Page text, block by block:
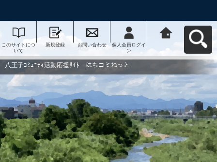
このサイトにつ
いて
新規登録 お問い合わせ
個人会員ログイ
ン
動応援ｻｲﾄ はち
コミねっとへ戻
八王子ｺﾐｭﾆﾃｨ活動応援ｻｲﾄ はちコミねっと